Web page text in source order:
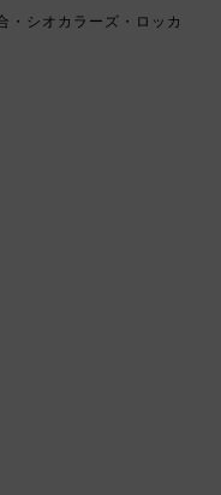
・シオカラーズ・ロッカ